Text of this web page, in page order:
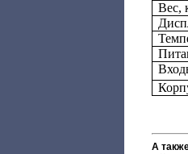
Вес,
А